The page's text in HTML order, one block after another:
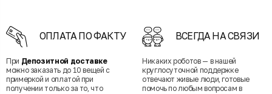
ОПЛАТА ПО ФАКТУ
При Депозитной доставке
можно заказать до 10 вещей с
примеркой и оплатой при
получении только за то, что
ВСЕГДА НА СВЯЗИ
Никаких роботов — в нашей
круглосуточной поддержке
отвечают живые люди, готовые
помочь по любым вопросам в